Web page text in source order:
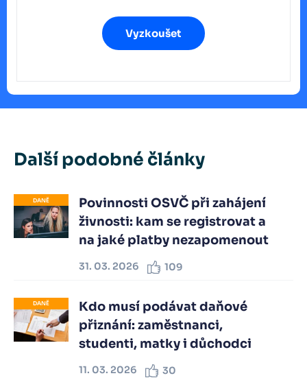
Vyzkoušet
Další podobné články
DANĚ
Povinnosti OSVČ při zahájení
živnosti: kam se registrovat a
na jaké platby nezapomenout
31. 03. 2026 109
DANĚ
Kdo musí podávat daňové
přiznání: zaměstnanci,
studenti, matky i důchodci
11. 03. 2026 30